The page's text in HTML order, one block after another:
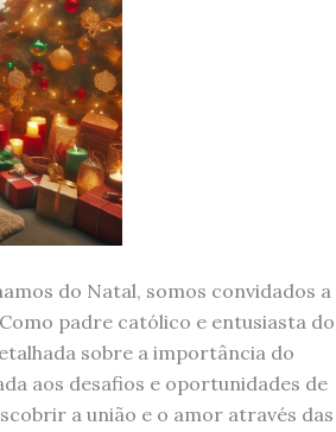
do Natal, somos convidados a
padre católico e entusiasta do
sobre a importância do
aos desafios e oportunidades de
a união e o amor através das